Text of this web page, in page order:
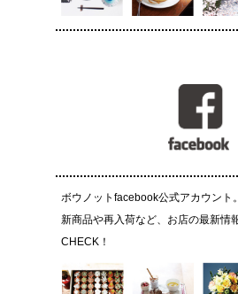
ボウノットfacebook公式アカウント。
新商品や再入荷など、お店の最新情
CHECK！